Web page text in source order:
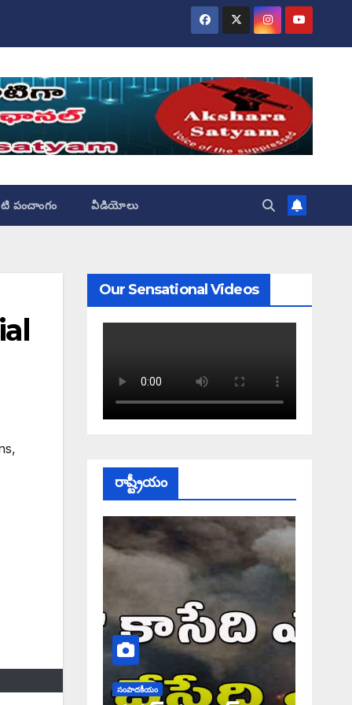
పంచాంగం వీడియోలు
,
Our Sensational Videos
రాష్ట్రీయం
సంపాదకీయం